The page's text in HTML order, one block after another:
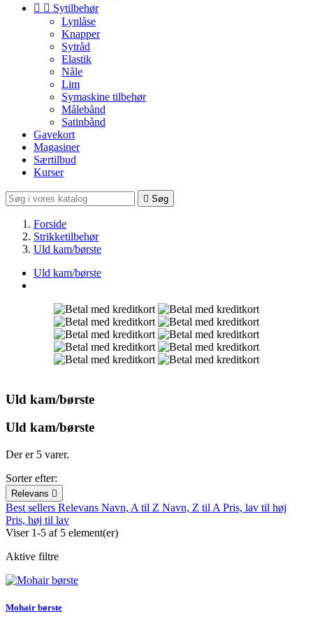
  Sytilbehør
Lynlåse
Knapper
Sytråd
Elastik
Nåle
Lim
Symaskine tilbehør
Målebånd
Satinbånd
Gavekort
Magasiner
Særtilbud
Kurser
 Søg
Forside
Strikketilbehør
Uld kam/børste
Uld kam/børste
Uld kam/børste
Uld kam/børste
Der er 5 varer.
Sorter efter:
Relevans 
Best sellers Relevans Navn, A til Z Navn, Z til A Pris, lav til høj
Pris, høj til lav
Viser 1-5 af 5 element(er)
Aktive filtre
Mohair børste